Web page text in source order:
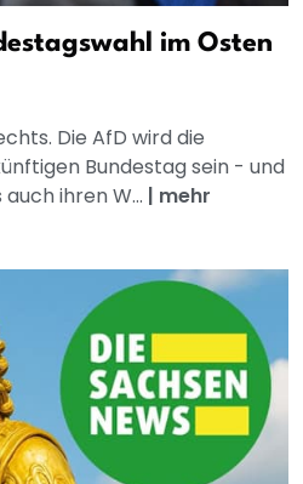
im Osten
Die AfD wird die
Bundestag sein - und
ihren W... | mehr